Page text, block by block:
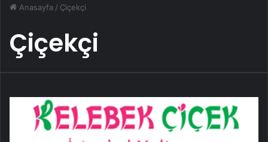
Anasayfa / Çiçekçi
Çiçekçi